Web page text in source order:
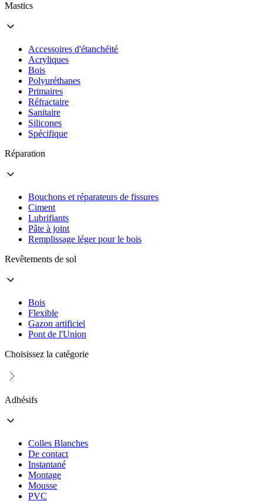
Mastics
Accessoires d'étanchéité
Acryliques
Bois
Polyuréthanes
Primaires
Réfractaire
Sanitaire
Silicones
Spécifique
Réparation
Bouchons et réparateurs de fissures
Ciment
Lubrifiants
Pâte à joint
Remplissage léger pour le bois
Revêtements de sol
Bois
Flexible
Gazon artificiel
Pont de l'Union
Choisissez la catégorie
Adhésifs
Colles Blanches
De contact
Instantané
Montage
Mousse
PVC